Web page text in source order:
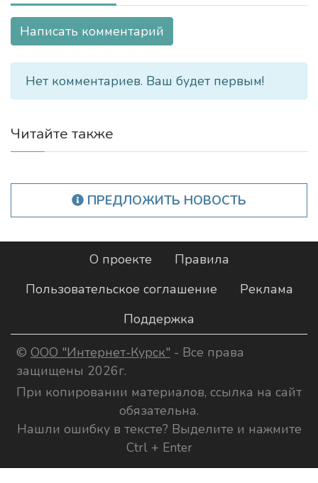
Написать комментарий
Нет комментариев. Ваш будет первым!
Читайте также
ПРЕДЛОЖИТЬ НОВОСТЬ
О проекте
Правила
Пользовательское соглашение
Реклама
Поддержка
© ООО "Интернет-Курск" - Все права
защищены 2026г.
При копировании материалов, ссылка на сайт
обязательна.
Нашли ошибку в тексте? Выделите и нажмите
Ctrl + Enter